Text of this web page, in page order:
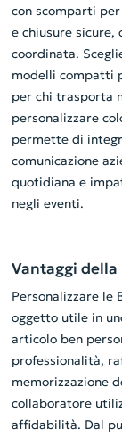
con scomparti
e chiusure sicure,
coordinata.
modelli compatti
per chi trasporta
personalizzare
permette di
comunicazione
quotidiana e
negli eventi.
Vantaggi
Personalizzare le
oggetto utile in
articolo ben
professionalità,
memorizzazione
collaboratore
affidabilità. Dal